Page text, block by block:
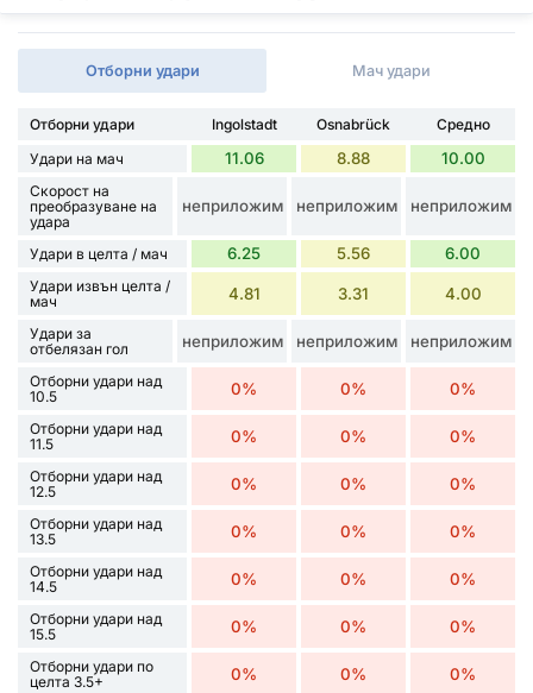
Отборни удари Мач удари
Отборни удари Ingolstadt Osnabrück
Средно
Удари на мач
11.06 8.88 10.00
Скорост на
преобразуване на
удара
неприложим неприложим неприложим
Удари в целта / мач 6.25 5.56 6.00
Удари извън целта /
мач
4.81 3.31 4.00
Удари за
отбелязан гол
неприложим неприложим неприложим
Отборни удари над
10.5
0% 0% 0%
Отборни удари над
11.5
0% 0% 0%
Отборни удари над
12.5
0% 0% 0%
Отборни удари над
13.5
0% 0% 0%
Отборни удари над
14.5
0% 0% 0%
Отборни удари над
15.5
0% 0% 0%
Отборни удари по
целта 3.5+
0% 0% 0%